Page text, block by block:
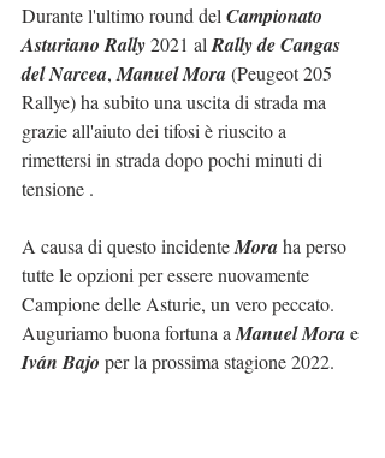
Durante l'ultimo round del Campionato
Asturiano Rally 2021 al Rally de Cangas
del Narcea, Manuel Mora (Peugeot 205
Rallye) ha subito una uscita di strada ma
grazie all'aiuto dei tifosi è riuscito a
rimettersi in strada dopo pochi minuti di
tensione .
A causa di questo incidente Mora ha perso
tutte le opzioni per essere nuovamente
Campione delle Asturie, un vero peccato.
Auguriamo buona fortuna a Manuel Mora e
Iván Bajo per la prossima stagione 2022.